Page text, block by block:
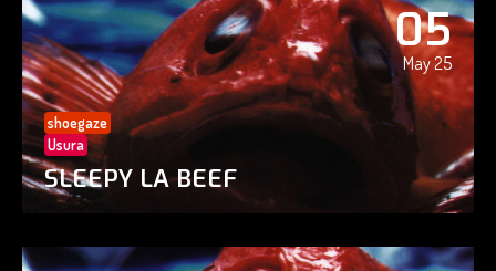
05
May 25
shoegaze
Usura
SLEEPY LA BEEF